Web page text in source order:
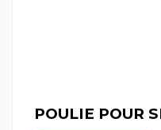
POULIE POUR